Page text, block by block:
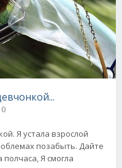
0
мне такое средство, Чтобы хоть на полчаса, Я смогла